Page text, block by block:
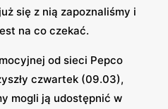
się z nią zapoznaliśmy i
na co czekać.
od sieci Pepco
czwartek (09.03),
mogli ją udostępnić w